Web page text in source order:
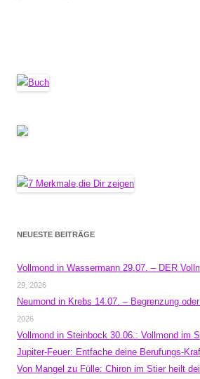
NEUESTE BEITRÄGE
Vollmond in Wassermann 29.07. – DER
29, 2026
Neumond in Krebs 14.07. – Begrenzung
2026
Vollmond in Steinbock 30.06.: Vollmond im
Jupiter-Feuer: Entfache deine Berufungs-
Von Mangel zu Fülle: Chiron im Stier heilt